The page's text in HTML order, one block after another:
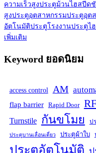
ความเร็วสูงประตูม้วนไฮสปีดชั
สูงประตูอุตสาหกรรมประตูอุต
อัตโนมัติประตูโรงงานประตูไ
เพิ่มเติม
Keyword ยอดนิยม
access control AM
flap barrier Rapid Door RF
Turnstile กันขโมย ป
ประตูบานเลื่อนเดี่ยว ประตูผ้าใบ
ประตูอัตโนมัติ